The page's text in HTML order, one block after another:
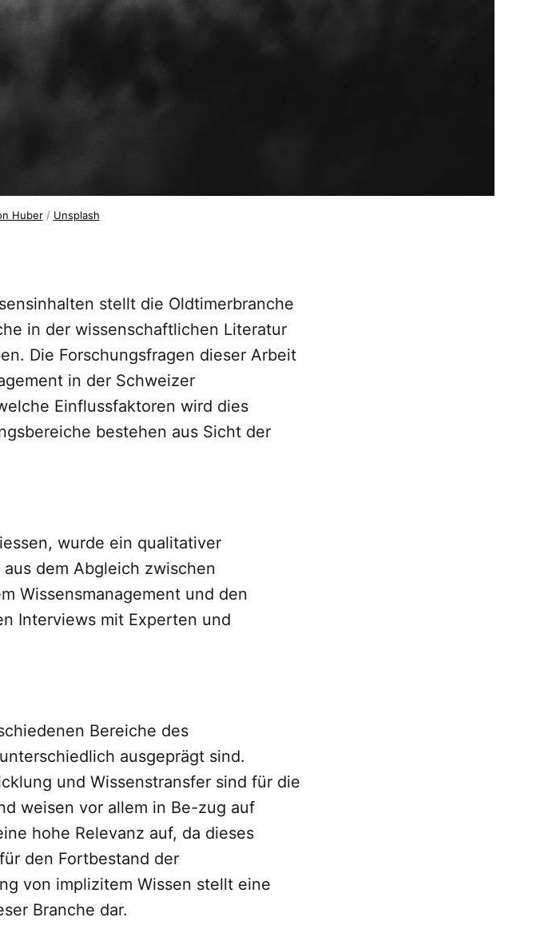
Huber/ Unsplash
stellt die Oldtimerbranche
in der wissenschaftlichen Literatur
Die Forschungsfragen dieser Arbeit
in der Schweizer
Einflussfaktoren wird dies
bestehen aus Sicht der
wurde ein qualitativer
dem Abgleich zwischen
Wissensmanagement und den
Interviews mit Experten und
Bereiche des
ausgeprägt sind.
und Wissenstransfer sind für die
weisen vor allem in Be-zug auf
hohe Relevanz auf, da dieses
den Fortbestand der
von implizitem Wissen stellt eine
Branche dar.